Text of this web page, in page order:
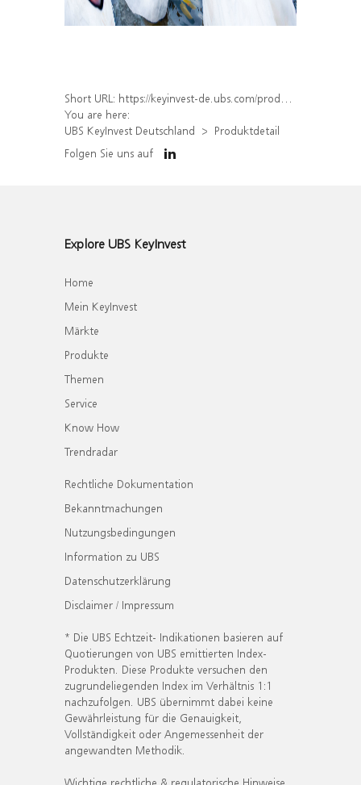
Short URL: https://keyinvest-de.ubs.com/produkt/detail/index/isin/DE000WA35GY2
You are here:
UBS KeyInvest Deutschland
Produktdetail
Folgen Sie uns auf
Explore UBS KeyInvest
Home
Mein KeyInvest
Märkte
Produkte
Themen
Service
Know How
Trendradar
Rechtliche Dokumentation
Bekanntmachungen
Nutzungsbedingungen
Information zu UBS
Datenschutzerklärung
Disclaimer / Impressum
* Die UBS Echtzeit- Indikationen basieren auf
Quotierungen von UBS emittierten Index-
Produkten. Diese Produkte versuchen den
zugrundeliegenden Index im Verhältnis 1:1
nachzufolgen. UBS übernimmt dabei keine
Gewährleistung für die Genauigkeit,
Vollständigkeit oder Angemessenheit der
angewandten Methodik.